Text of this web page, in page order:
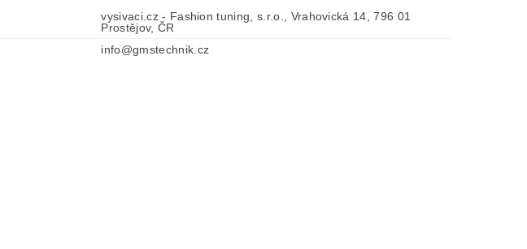
vysivaci.cz - Fashion tuning, s.r.o., Vrahovická 14, 796 01
Prostějov, ČR
info@gmstechnik.cz